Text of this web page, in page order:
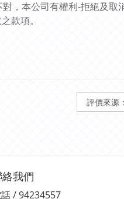
，本公司有權利-拒絕及取
款項。
我們
/ 94234557